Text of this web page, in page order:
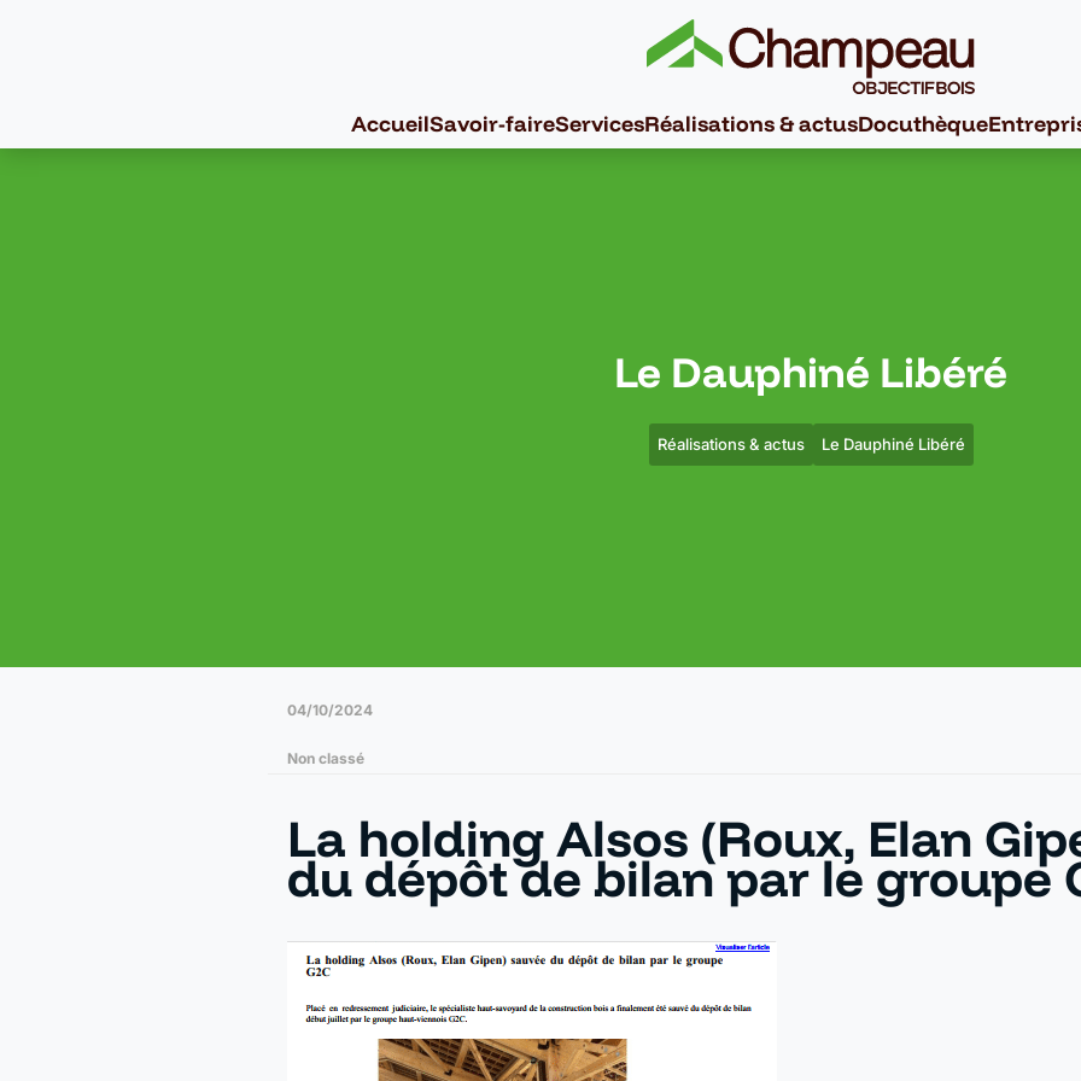
AccueilSavoir-faireServicesRéalisations & actusDocuthèque
Le Dauphiné Libéré
Réalisations & actus Le Dauphiné Libéré
04/10/2024
Non classé
La holding Alsos (Roux, Elan
du dépôt de bilan par le groupe